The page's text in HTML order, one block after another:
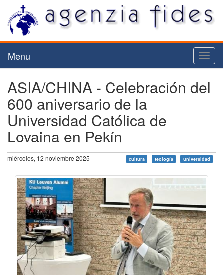
Menu
ASIA/CHINA - Celebración del
600 aniversario de la
Universidad Católica de
Lovaina en Pekín
miércoles, 12 noviembre 2025 cultura teología universidad